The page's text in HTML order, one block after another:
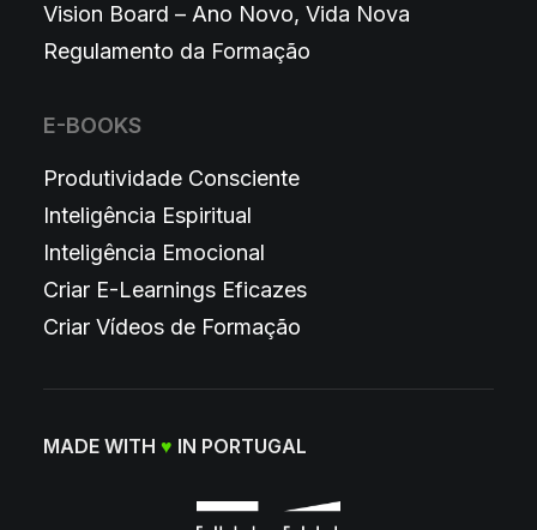
Vision Board – Ano Novo, Vida Nova
Regulamento da Formação
E-BOOKS
Produtividade Consciente
Inteligência Espiritual
Inteligência Emocional
Criar E-Learnings Eficazes
Criar Vídeos de Formação
MADE WITH ♥ IN PORTUGAL